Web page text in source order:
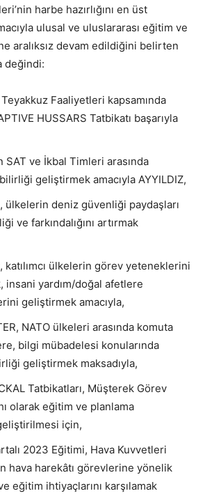
harbe hazırlığını en üst
ulusal ve uluslararası eğitim ve
aralıksız devam edildiğini belirten
değindi:
Teyakkuz Faaliyetleri kapsamında
HUSSARS Tatbikatı başarıyla
SAT ve İkbal Timleri arasında
geliştirmek amacıyla AYYILDIZ,
ülkelerin deniz güvenliği paydaşları
ve farkındalığını artırmak
katılımcı ülkelerin görev yeteneklerini
insani yardım/doğal afetlere
geliştirmek amacıyla,
NATO ülkeleri arasında komuta
bilgi mübadelesi konularında
geliştirmek maksadıyla,
Tatbikatları, Müşterek Görev
olarak eğitim ve planlama
için,
2023 Eğitimi, Hava Kuvvetleri
hava harekâtı görevlerine yönelik
eğitim ihtiyaçlarını karşılamak